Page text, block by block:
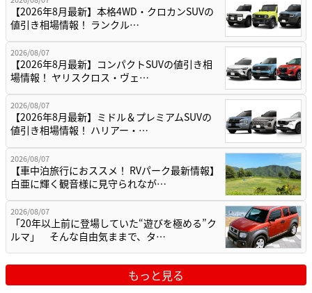
【2026年8月最新】本格4WD・クロカンSUVの
値引き相場情報！ ランクル…
2026/08/07
【2026年8月最新】コンパクトSUVの値引き相
場情報！ ヤリスクロス・ヴェ…
2026/08/07
【2026年8月最新】ミドル＆プレミアムSUVの
値引き相場情報！ ハリアー・…
2026/08/07
【車中泊旅行におススメ！ RVパーク最新情報】
白亜に輝く観音様に見守られなが…
2026/08/07
「20年以上前に登場していた“遊びを極める”ク
ルマ」 そんな自由気ままで、タ…
もっと見る